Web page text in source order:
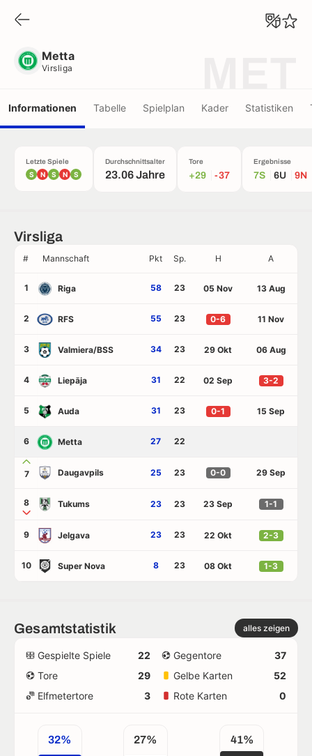
Metta
Virsliga
Informationen Tabelle Spielplan Kader Statistiken
Letzte Spiele
S N S N S
Durchschnittsalter
23.06 Jahre
Tore
+29 -37
Ergebnisse
7S 6U 9N
Virsliga
# Mannschaft Pkt Sp. H A
1 Riga 58 23 05 Nov 13 Aug
2 RFS 55 23 0-6 11 Nov
3 Valmiera/BSS 34 23 29 Okt 06 Aug
4 Liepāja 31 22 02 Sep 3-2
5 Auda 31 23 0-1 15 Sep
6 Metta 27 22
7 Daugavpils 25 23 0-0 29 Sep
8 Tukums 23 23 23 Sep 1-1
9 Jelgava 23 23 22 Okt 2-3
10 Super Nova 8 23 08 Okt 1-3
Gesamtstatistik alles zeigen
Gespielte Spiele 22 Gegentore
37
Tore
29 Gelbe Karten
52
Elfmetertore
3 Rote Karten 0
32% 27% 41%